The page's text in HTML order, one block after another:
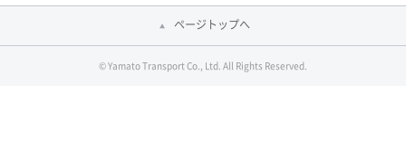
ページトップへ
© Yamato Transport Co., Ltd. All Rights Reserved.